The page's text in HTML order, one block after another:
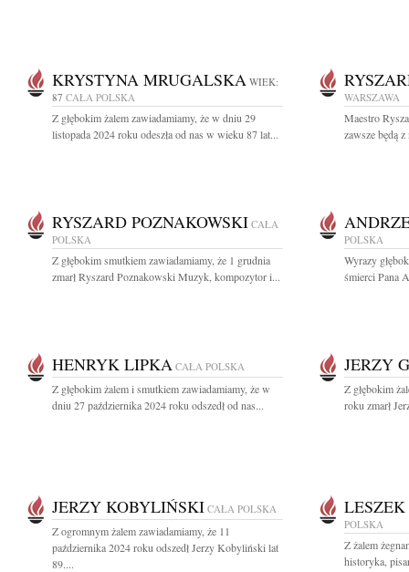
KRYSTYNA MRUGALSKA WIEK:
87 CAŁA POLSKA
Z głębokim żalem zawiadamiamy, że w dniu 29
listopada 2024 roku odeszła od nas w wieku 87 lat...
WARSZAWA
Maestro
zawsze będą
RYSZARD POZNAKOWSKI CAŁA
POLSKA
Z głębokim smutkiem zawiadamiamy, że 1 grudnia
zmarł Ryszard Poznakowski Muzyk, kompozytor i...
POLSKA
Wyrazy
śmierci Pana
HENRYK LIPKA CAŁA POLSKA
Z głębokim żalem i smutkiem zawiadamiamy, że w
dniu 27 października 2024 roku odszedł od nas...
JERZY
Z głębokim
roku zmarł
JERZY KOBYLIŃSKI CAŁA POLSKA
Z ogromnym żalem zawiadamiamy, że 11
października 2024 roku odszedł Jerzy Kobyliński lat
89....
POLSKA
Z żalem
historyka,